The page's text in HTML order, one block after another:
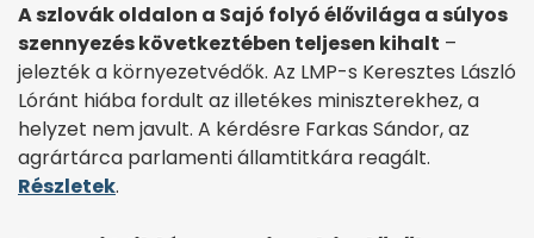
A szlovák oldalon a Sajó folyó élővilága a súlyos
szennyezés következtében teljesen kihalt –
jelezték a környezetvédők. Az LMP-s Keresztes László
Lóránt hiába fordult az illetékes miniszterekhez, a
helyzet nem javult. A kérdésre Farkas Sándor, az
agrártárca parlamenti államtitkára reagált.
Részletek.